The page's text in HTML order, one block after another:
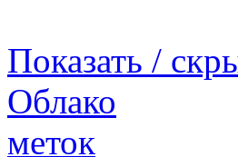
Показать /
Облако
меток